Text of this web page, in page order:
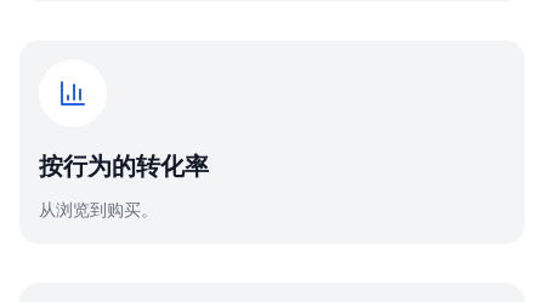
按行为的转化率
从浏览到购买。